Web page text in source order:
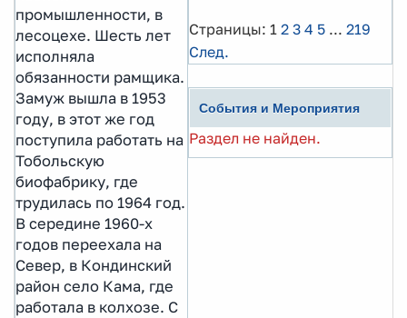
промышленности, в
лесоцехе. Шесть лет
исполняла
обязанности рамщика.
Замуж вышла в 1953
году, в этот же год
поступила работать на
Тобольскую
биофабрику, где
трудилась по 1964 год.
В середине 1960-х
годов переехала на
Север, в Кондинский
район село Кама, где
работала в колхозе. С
Страницы: 1 2 3 4 5 ... 219
След.
События и Мероприятия
Раздел не найден.